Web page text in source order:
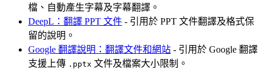
檔、自動產生字幕及字幕翻譯。
DeepL：翻譯 PPT 文件 - 引用於 PPT 文件翻譯及格式保
留的說明。
Google 翻譯說明：翻譯文件和網站 - 引用於 Google 翻譯
支援上傳 .pptx 文件及檔案大小限制。